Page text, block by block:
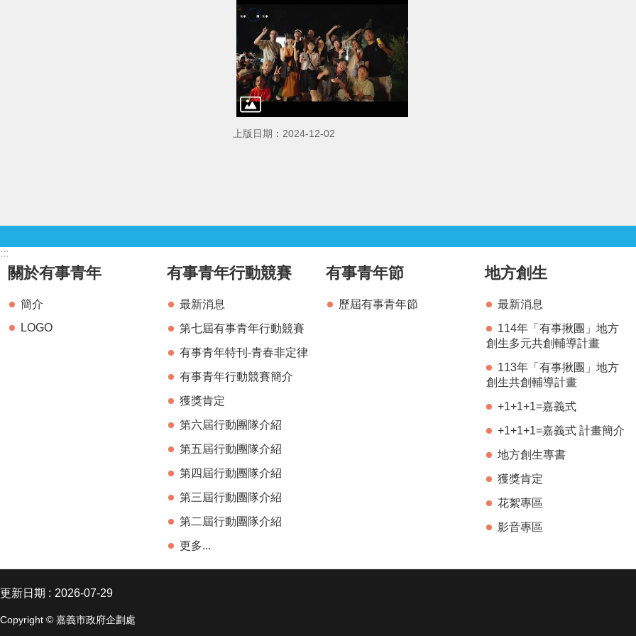
上版日期：2024-12-02
:::
關於有事青年
簡介
LOGO
有事青年行動競賽
最新消息
第七屆有事青年行動競賽
有事青年特刊-青春非定律
有事青年行動競賽簡介
獲獎肯定
第六屆行動團隊介紹
第五屆行動團隊介紹
第四屆行動團隊介紹
第三屆行動團隊介紹
第二屆行動團隊介紹
更多...
有事青年節
歷屆有事青年節
地方創生
最新消息
114年「有事揪團」地方
創生多元共創輔導計畫
113年「有事揪團」地方
創生共創輔導計畫
+1+1+1=嘉義式
+1+1+1=嘉義式 計畫簡介
地方創生專書
獲獎肯定
花絮專區
影音專區
更新日期 2026-07-29
Copyright © 嘉義市政府企劃處